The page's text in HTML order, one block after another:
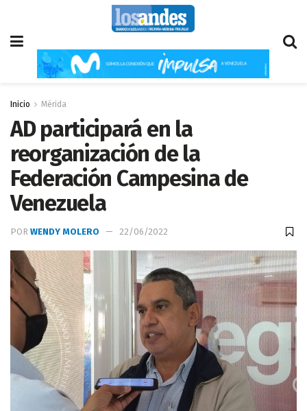
Inicio Mérida
AD participará en la
reorganización de la
Federación Campesina de
Venezuela
POR WENDY MOLERO 22/06/2022